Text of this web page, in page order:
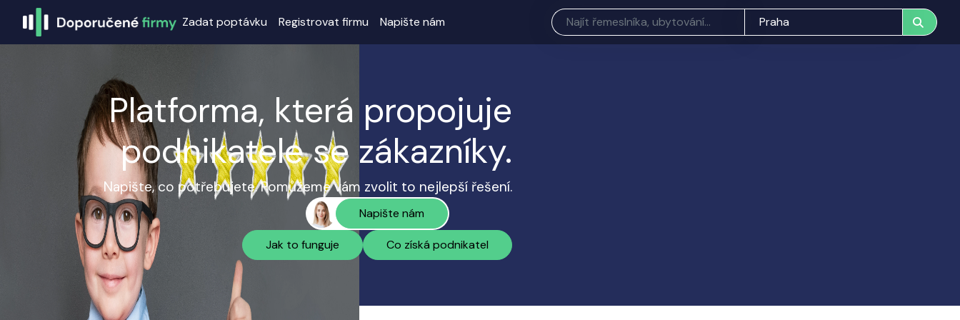
Zadat poptávku Registrovat firmu Napište nám
Platforma, která propojuje
podnikatele se zákazníky.
Napište, co potřebujete. Pomůžeme vám zvolit to nejlepší řešení.
Napište nám
Jak to funguje Co získá podnikatel